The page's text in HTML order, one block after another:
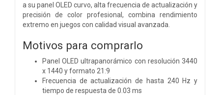
a su panel OLED curvo, alta frecuencia de actualización y
precisión de color profesional, combina rendimiento
extremo en juegos con calidad visual avanzada.
Motivos para comprarlo
Panel OLED ultrapanorámico con resolución 3440
x 1440 y formato 21:9
Frecuencia de actualización de hasta 240 Hz y
tiempo de respuesta de 0.03 ms